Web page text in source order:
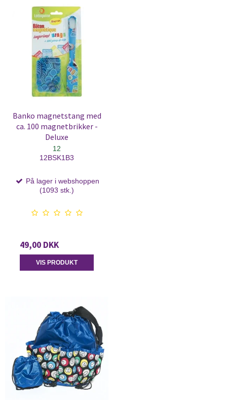
Banko magnetstang med
ca. 100 magnetbrikker -
Deluxe
12
12BSK1B3
På lager i webshoppen
(1093 stk.)
49,00 DKK
VIS PRODUKT